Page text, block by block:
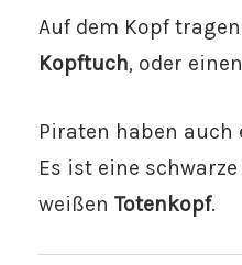
Auf dem Kopf
Kopftuch, oder einen
Piraten haben auch
Es ist eine schwarze
weißenTotenkopf.